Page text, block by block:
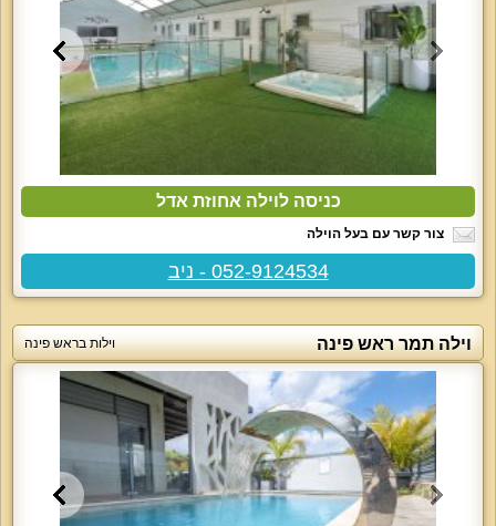
כניסה לוילה אחוזת אדל
צור קשר עם בעל הוילה
052-9124534 - ניב
וילה תמר ראש פינה וילות בראש פינה